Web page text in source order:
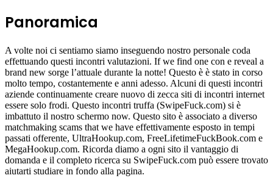
Panoramica
A volte noi ci sentiamo siamo inseguendo nostro personale coda
effettuando questi incontri valutazioni. If we find one con e reveal a
brand new sorge l’attuale durante la notte! Questo è è stato in corso
molto tempo, costantemente e anni adesso. Alcuni di questi incontri
aziende continuamente creare nuovo di zecca siti di incontri internet
essere solo frodi. Questo incontri truffa (SwipeFuck.com) si è
imbattuto il nostro schermo now. Questo sito è associato a diverso
matchmaking scams that we have effettivamente esposto in tempi
passati offerente, UltraHookup.com, FreeLifetimeFuckBook.com e
MegaHookup.com. Ricorda diamo a ogni sito il vantaggio di
domanda e il completo ricerca su SwipeFuck.com può essere trovato
aiutarti studiare in fondo alla pagina.